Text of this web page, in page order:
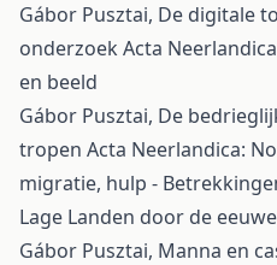
Gábor Pusztai, De digitale
onderzoek Acta
en beeld
Gábor Pusztai, De
tropen Acta Neerlandica:
migratie, hulp -
Lage Landen door de
Gábor Pusztai, Manna en